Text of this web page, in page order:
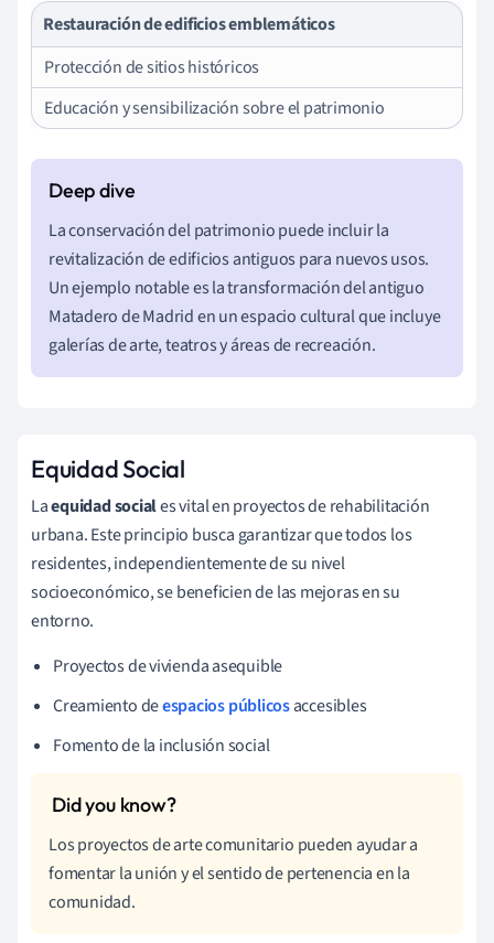
Restauración de edificios emblemáticos
Protección de sitios históricos
Educación y sensibilización sobre el patrimonio
La conservación del patrimonio puede incluir la
revitalización de edificios antiguos para nuevos usos.
Un ejemplo notable es la transformación del antiguo
Matadero de Madrid en un espacio cultural que incluye
galerías de arte, teatros y áreas de recreación.
Equidad Social
Laequidad sociales vital en proyectos de rehabilitación
urbana. Este principio busca garantizar que todos los
residentes, independientemente de su nivel
socioeconómico, se beneficien de las mejoras en su
entorno.
Proyectos de vivienda asequible
Creamiento deespacios públicosaccesibles
Fomento de la inclusión social
Los proyectos de arte comunitario pueden ayudar a
fomentar la unión y el sentido de pertenencia en la
comunidad.